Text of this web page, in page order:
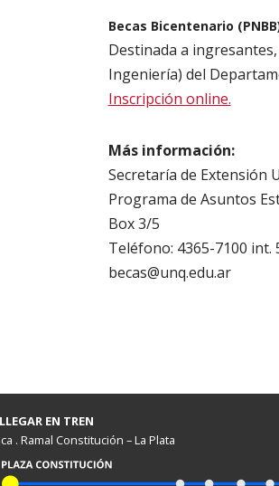
Becas Bicentenario
Destinada a
Ingeniería) del
Inscripción online.
Más información:
Secretaría de Extensión
Programa de Asuntos
Box 3/5
Teléfono: 4365-7100 int.
becas@unq.edu.ar
EN TREN
. Ramal Constitución – La Plata